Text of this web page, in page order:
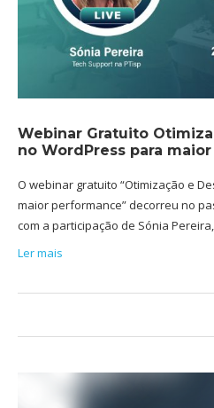
Webinar Gratuito
no WordPress para
O webinar gratuito “Otimização e
maior performance” decorreu no
com a participação de Sónia
Ler mais